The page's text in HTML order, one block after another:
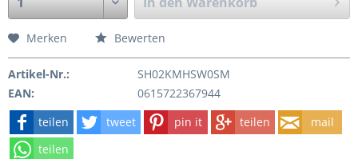
Merken Bewerten
Artikel-Nr.:
SH02KMHSW0SM
EAN:
0615722367944
teilen
tweet pin it teilen
mail
teilen